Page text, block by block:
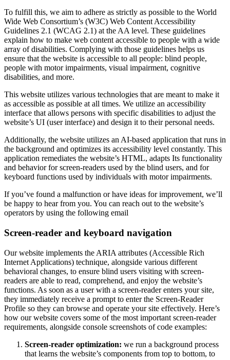
To fulfill this, we aim to adhere as strictly as possible to the World
Wide Web Consortium’s (W3C) Web Content Accessibility
Guidelines 2.1 (WCAG 2.1) at the AA level. These guidelines
explain how to make web content accessible to people with a wide
array of disabilities. Complying with those guidelines helps us
ensure that the website is accessible to all people: blind people,
people with motor impairments, visual impairment, cognitive
disabilities, and more.
This website utilizes various technologies that are meant to make it
as accessible as possible at all times. We utilize an accessibility
interface that allows persons with specific disabilities to adjust the
website’s UI (user interface) and design it to their personal needs.
Additionally, the website utilizes an AI-based application that runs in
the background and optimizes its accessibility level constantly. This
application remediates the website’s HTML, adapts Its functionality
and behavior for screen-readers used by the blind users, and for
keyboard functions used by individuals with motor impairments.
If you’ve found a malfunction or have ideas for improvement, we’ll
be happy to hear from you. You can reach out to the website’s
operators by using the following email
Screen-reader and keyboard navigation
Our website implements the ARIA attributes (Accessible Rich
Internet Applications) technique, alongside various different
behavioral changes, to ensure blind users visiting with screen-
readers are able to read, comprehend, and enjoy the website’s
functions. As soon as a user with a screen-reader enters your site,
they immediately receive a prompt to enter the Screen-Reader
Profile so they can browse and operate your site effectively. Here’s
how our website covers some of the most important screen-reader
requirements, alongside console screenshots of code examples:
Screen-reader optimization: we run a background process
that learns the website’s components from top to bottom, to